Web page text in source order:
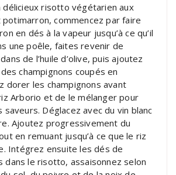
délicieux risotto végétarien aux
potimarron, commencez par faire
en dés à la vapeur jusqu’à ce qu’il
une poêle, faites revenir de
de l’huile d’olive, puis ajoutez
champignons coupés en
dorer les champignons avant
Arborio et de le mélanger pour
saveurs. Déglacez avec du vin blanc
Ajoutez progressivement du
en remuant jusqu’à ce que le riz
Intégrez ensuite les dés de
dans le risotto, assaisonnez selon